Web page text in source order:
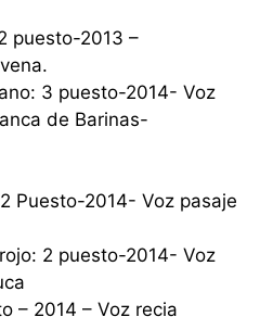
puesto-2013 –
3 puesto-2014- Voz
de Barinas-
Puesto-2014- Voz pasaje
2 puesto-2014- Voz
– 2014 – Voz recia